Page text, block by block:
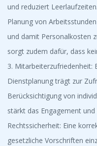
und reduziert
Planung von
und damit Personalkosten
sorgt zudem dafür, dass
3. Mitarbeiterzufriedenheit:
Dienstplanung trägt zur
Berücksichtigung von
stärkt das Engagement
Rechtssicherheit: Eine
gesetzliche Vorschriften